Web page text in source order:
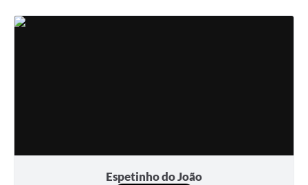
Espetinho do João